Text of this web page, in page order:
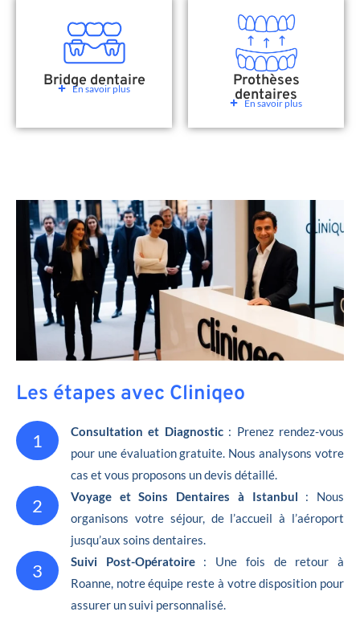
Bridge dentaire
En savoir plus Prothèses
dentaires
En savoir plus
Les étapes avec Cliniqeo
1 Consultation et Diagnostic: Prenez rendez-vous
pour une évaluation gratuite. Nous analysons votre
cas et vous proposons un devis détaillé.
2 Voyage et Soins Dentaires à Istanbul : Nous
organisons votre séjour, de l’accueil à l’aéroport
jusqu’aux soins dentaires.
3 Suivi Post-Opératoire : Une fois de retour à
Roanne, notre équipe reste à votre disposition pour
assurer un suivi personnalisé.